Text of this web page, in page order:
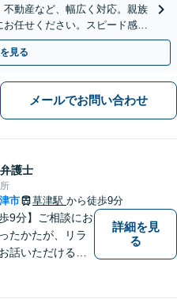
動産など、幅広く対応。親族
任せください。スピード感を
車場あり】
見る
メールでお問い合わせ
弁護士
市 草津駅 から徒歩9分
9分】ご相談にお
たかたが、リラ
話いただけるよ
詳細を見
る